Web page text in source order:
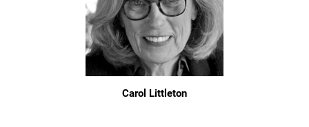
Carol Littleton